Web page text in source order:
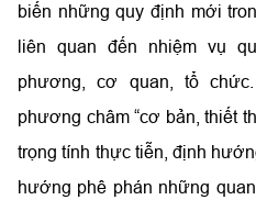
biến những quy định mới
liên quan đến nhiệm vụ
phương, cơ quan, tổ
phương châm “cơ bản, thiết
trọng tính thực tiễn, định
hướng phê phán những